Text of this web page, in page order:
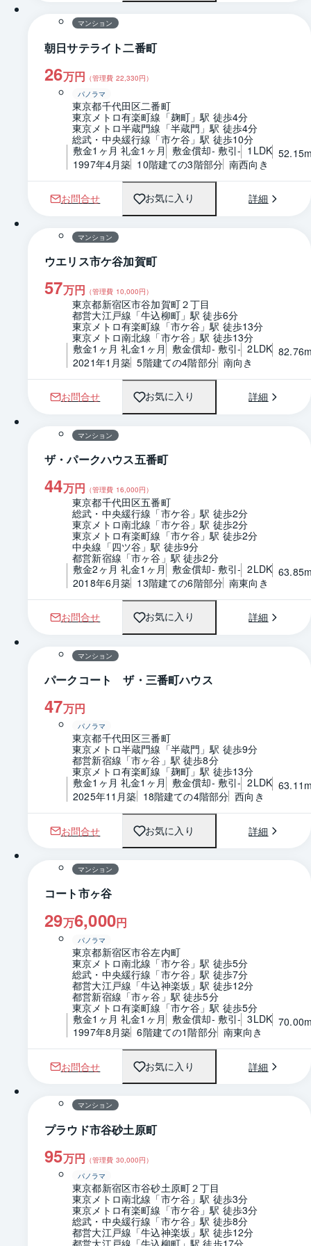
マンション
朝日サテライト二番町
26万円 （管理費 22,330円）
パノラマ
東京都千代田区二番町
東京メトロ有楽町線「麹町」駅 徒歩4分
東京メトロ半蔵門線「半蔵門」駅 徒歩4分
総武・中央緩行線「市ケ谷」駅 徒歩10分
敷金1ヶ月 礼金1ヶ月 敷金償却- 敷引- 1LDK
1997年4月築 10階建ての3階部分 南西向き
お問合せ お気に入り 詳細
1 / 0 間取り
マンション
ウエリス市ケ谷加賀町
57万円 （管理費 10,000円）
東京都新宿区市谷加賀町２丁目
都営大江戸線「牛込柳町」駅 徒歩6分
東京メトロ有楽町線「市ケ谷」駅 徒歩13分
東京メトロ南北線「市ケ谷」駅 徒歩13分
敷金1ヶ月 礼金1ヶ月 敷金償却- 敷引- 2LDK
2021年1月築 5階建ての4階部分 南向き
お問合せ お気に入り 詳細
1 / 0 間取り
マンション
ザ・パークハウス五番町
44万円 （管理費 16,000円）
東京都千代田区五番町
総武・中央緩行線「市ケ谷」駅 徒歩2分
東京メトロ南北線「市ケ谷」駅 徒歩2分
東京メトロ有楽町線「市ケ谷」駅 徒歩2分
中央線「四ツ谷」駅 徒歩9分
都営新宿線「市ヶ谷」駅 徒歩2分
敷金2ヶ月 礼金1ヶ月 敷金償却- 敷引- 2LDK
2018年6月築 13階建ての6階部分 南東向き
お問合せ お気に入り 詳細
1 / 0 間取り
マンション
パークコート ザ・三番町ハウス
47万円
パノラマ
東京都千代田区三番町
東京メトロ半蔵門線「半蔵門」駅 徒歩9分
都営新宿線「市ヶ谷」駅 徒歩8分
東京メトロ有楽町線「麹町」駅 徒歩13分
敷金1ヶ月 礼金1ヶ月 敷金償却- 敷引- 2LDK
2025年11月築 18階建ての4階部分 西向き
お問合せ お気に入り 詳細
1 / 0 間取り
マンション
コート市ヶ谷
29万6,000円
パノラマ
東京都新宿区市谷左内町
東京メトロ南北線「市ケ谷」駅 徒歩5分
総武・中央緩行線「市ケ谷」駅 徒歩7分
都営大江戸線「牛込神楽坂」駅 徒歩12分
都営新宿線「市ヶ谷」駅 徒歩5分
東京メトロ有楽町線「市ケ谷」駅 徒歩5分
敷金1ヶ月 礼金1ヶ月 敷金償却- 敷引- 3LDK
1997年8月築 6階建ての1階部分 南東向き
お問合せ お気に入り 詳細
1 / 0 間取り
マンション
プラウド市谷砂土原町
95万円 （管理費 30,000円）
パノラマ
東京都新宿区市谷砂土原町２丁目
東京メトロ南北線「市ケ谷」駅 徒歩3分
東京メトロ有楽町線「市ケ谷」駅 徒歩3分
総武・中央緩行線「市ケ谷」駅 徒歩8分
都営大江戸線「牛込神楽坂」駅 徒歩12分
都営大江戸線「牛込柳町」駅 徒歩17分